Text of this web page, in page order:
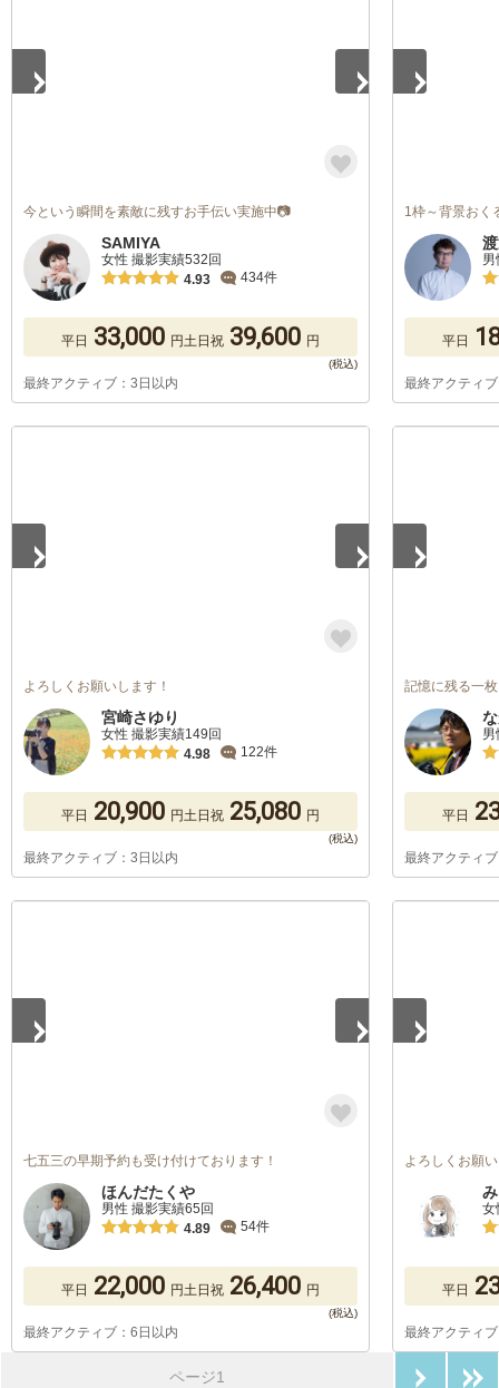
今という瞬間を素敵に残すお手伝い実施中📷
SAMIYA
女性 撮影実績532回
4.93
434件
平日 33,000 円土日祝 39,600 円
最終アクティブ：3日以内
1枠～背景おく
平日
最終アクティ
よろしくお願いします！
宮崎さゆり
女性 撮影実績149回
4.98
122件
平日 20,900 円土日祝 25,080 円
最終アクティブ：3日以内
記憶に残る一
平日
最終アクティ
七五三の早期予約も受け付けております！
ほんだたくや
男性 撮影実績65回
4.89
54件
平日 22,000 円土日祝 26,400 円
最終アクティブ：6日以内
よろしくお願
女
平日
最終アクティ
ページ1